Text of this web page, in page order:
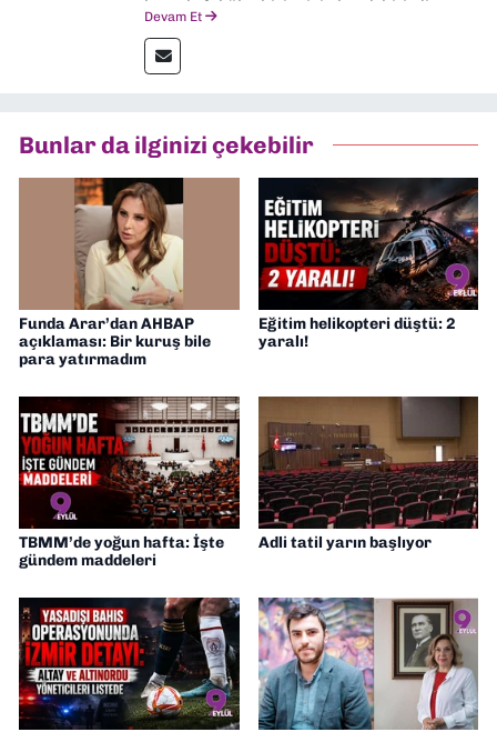
hem de fakülte birincisi olarak bitirdim.
İletişim” üzerine yüksek lisans eğitimimi
tamamladım. Halen aynı anabilim dalında
Müdürü” olarak görev almaktayım. Hak
odaklı haberciliğe dair çalışmalar
yapıyorum
Devam Et
Bunlar da ilginizi çekebilir
Funda Arar’dan AHBAP
açıklaması: Bir kuruş bile
para yatırmadım
Eğitim helikopteri düştü: 2
yaralı!
TBMM’de yoğun hafta: İşte
gündem maddeleri
Adli tatil yarın başlıyor